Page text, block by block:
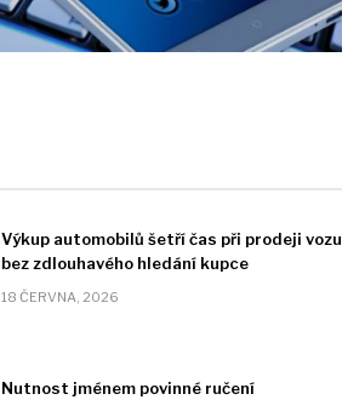
Výkup automobilů šetří čas při prodeji vozu
bez zdlouhavého hledání kupce
18 ČERVNA, 2026
Nutnost jménem povinné ručení